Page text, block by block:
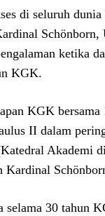
di seluruh
Schönborn,
ketika
KGK.
KGK
II dalam
Akademi
Kardinal
30 tahun